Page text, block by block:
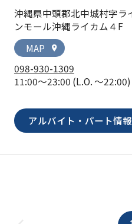
沖縄県中頭郡北中城村字ラ
ンモール沖縄ライカム４F
MAP
location_on
098-930-1309
11:00～23:00 (L.O. ～22:00)
アルバイト・パート情